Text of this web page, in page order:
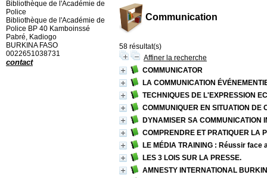
Communication
58 résultat(s)
Affiner la recherche
COMMUNICATOR
LA COMMUNICATION
TECHNIQUES DE L'EXPRESSION
COMMUNIQUER EN SITUATION DE
DYNAMISER SA COMMUNICATION
COMPRENDRE ET PRATIQUER LA
LE MÉDIA TRAINING : Réussir face
LES 3 LOIS SUR LA PRESSE.
AMNESTY INTERNATIONAL
Bibliothèque de l'Académie de
Police
Bibliothèque de l'Académie de
Police BP 40 Kamboinssé
Pabré, Kadiogo
BURKINA FASO
0022651038731
contact